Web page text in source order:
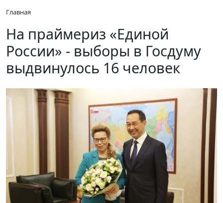
Главная
На праймериз «Единой
России» - выборы в Госдуму
выдвинулось 16 человек